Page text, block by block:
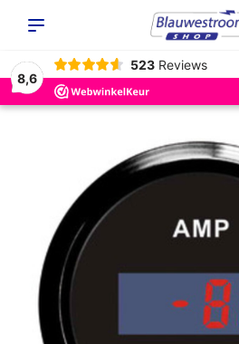
8,6
523 Reviews